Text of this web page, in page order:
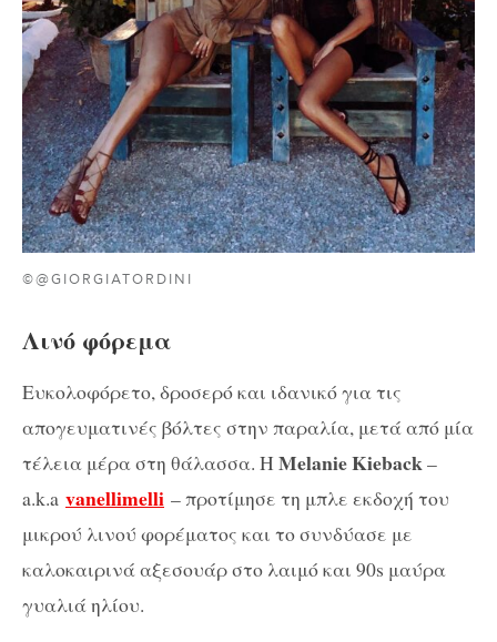
©@GIORGIATORDINI
Λινό φόρεμα
Ευκολοφόρετο, δροσερό και ιδανικό για τις
απογευματινές βόλτες στην παραλία, μετά από μία
τέλεια μέρα στη θάλασσα. Η Melanie Kieback–
a.k.a vanellimelli – προτίμησε τη μπλε εκδοχή του
μικρού λινού φορέματος και το συνδύασε με
καλοκαιρινά αξεσουάρ στο λαιμό και 90s μαύρα
γυαλιά ηλίου.